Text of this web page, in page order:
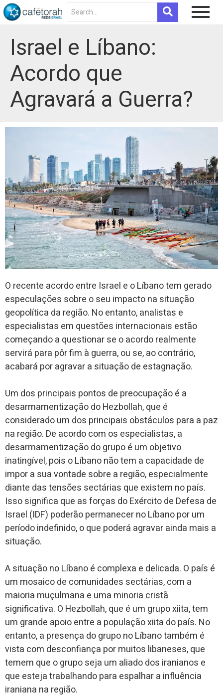
Israel e Líbano:
Acordo que
Agravará a Guerra?
O recente acordo entre Israel e o Líbano tem gerado
especulações sobre o seu impacto na situação
geopolítica da região. No entanto, analistas e
especialistas em questões internacionais estão
começando a questionar se o acordo realmente
servirá para pôr fim à guerra, ou se, ao contrário,
acabará por agravar a situação de estagnação.
Um dos principais pontos de preocupação é a
desarmamentização do Hezbollah, que é
considerado um dos principais obstáculos para a paz
na região. De acordo com os especialistas, a
desarmamentização do grupo é um objetivo
inatingível, pois o Líbano não tem a capacidade de
impor a sua vontade sobre a região, especialmente
diante das tensões sectárias que existem no país.
Isso significa que as forças do Exército de Defesa de
Israel (IDF) poderão permanecer no Líbano por um
período indefinido, o que poderá agravar ainda mais a
situação.
A situação no Líbano é complexa e delicada. O país é
um mosaico de comunidades sectárias, com a
maioria muçulmana e uma minoria cristã
significativa. O Hezbollah, que é um grupo xiita, tem
um grande apoio entre a população xiita do país. No
entanto, a presença do grupo no Líbano também é
vista com desconfiança por muitos libaneses, que
temem que o grupo seja um aliado dos iranianos e
que esteja trabalhando para espalhar a influência
iraniana na região.